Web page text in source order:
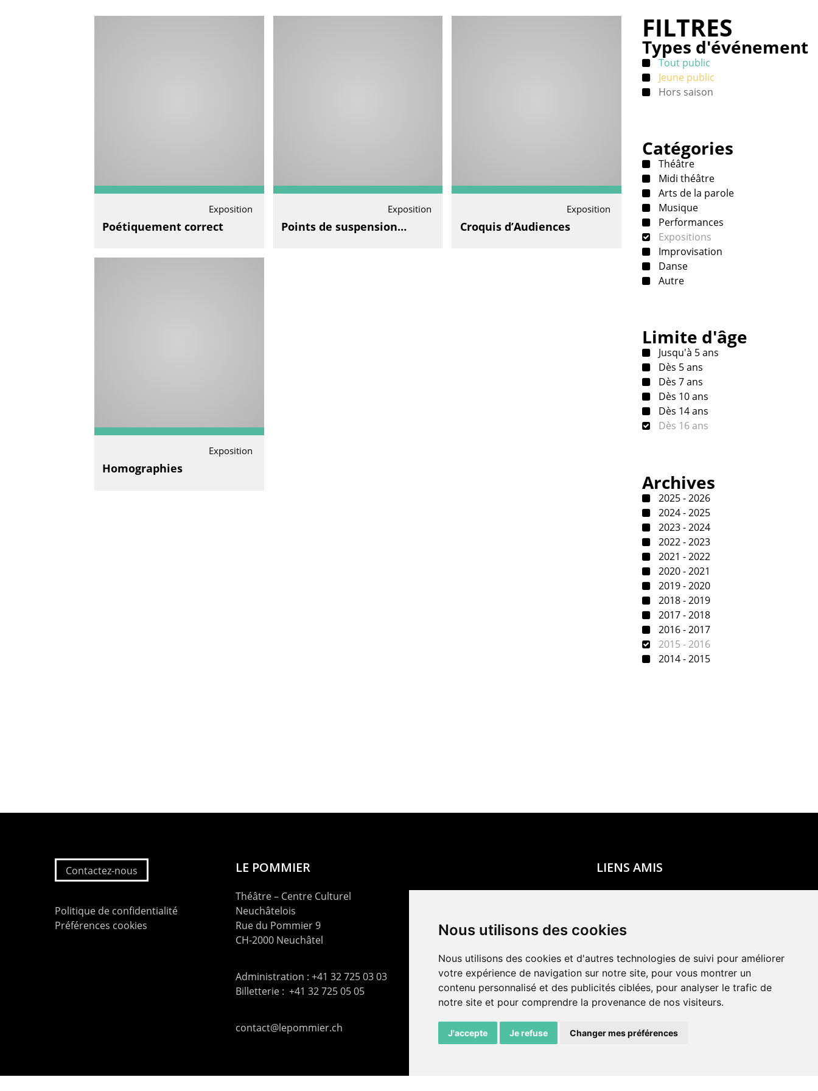
Nous utilisons des cookies
Nous utilisons des cookies et d'autres technologies de suivi pour améliorer
votre expérience de navigation sur notre site, pour vous montrer un
contenu personnalisé et des publicités ciblées, pour analyser le trafic de
notre site et pour comprendre la provenance de nos visiteurs.
J'accepte Je refuse Changer mes préférences
Exposition
Poétiquement correct
Exposition
Points de suspension…
Exposition
Croquis d’Audiences
Exposition
Homographies
FILTRES
Types d'événement
Tout public
Jeune public
Hors saison
Catégories
Théâtre
Midi théâtre
Arts de la parole
Musique
Performances
Expositions
Improvisation
Danse
Autre
Limite d'âge
Jusqu'à 5 ans
Dès 5 ans
Dès 7 ans
Dès 10 ans
Dès 14 ans
Dès 16 ans
Archives
2025 - 2026
2024 - 2025
2023 - 2024
2022 - 2023
2021 - 2022
2020 - 2021
2019 - 2020
2018 - 2019
2017 - 2018
2016 - 2017
2015 - 2016
2014 - 2015
Contactez-nous
Politique de confidentialité
Préférences cookies
LE POMMIER
Théâtre – Centre Culturel
Neuchâtelois
Rue du Pommier 9
CH-2000 Neuchâtel
Administration : +41 32 725 03 03
Billetterie : +41 32 725 05 05
contact@lepommier.ch
LIENS AMIS